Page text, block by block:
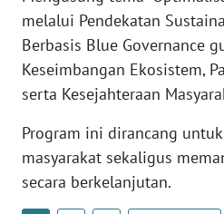
melalui Pendekatan
Berbasis Blue Governance
Keseimbangan Ekosistem,
serta Kesejahteraan
Program ini dirancang
masyarakat sekaligus
secara berkelanjutan.
WN
RIAU
SERAMBI
WN